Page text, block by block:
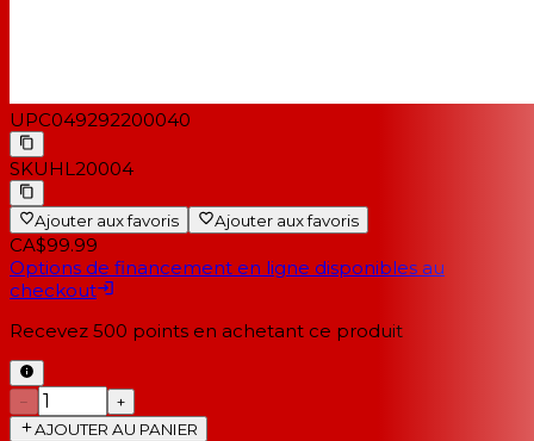
UPC049292200040
SKUHL20004
Ajouter aux favoris Ajouter aux favoris
CA$99.99
Options de financement en ligne disponibles au
checkout
Recevez 500 points en achetant ce produit
−
+
AJOUTER AU PANIER